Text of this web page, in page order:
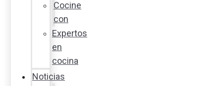
Cocine
con
Expertos
en
cocina
Noticias